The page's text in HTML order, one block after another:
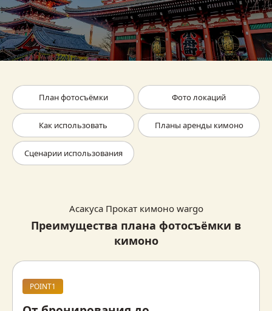
План фотосъёмки Фото локаций
Как использовать Планы аренды кимоно
Сценарии использования
Асакуса Прокат кимоно wargo
Преимущества плана фотосъёмки в
кимоно
POINT1